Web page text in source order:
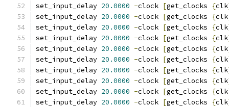
set_input_delay 20.0000 -clock [get_clocks {clk
set_input_delay 20.0000 -clock [get_clocks {clk
set_input_delay 20.0000 -clock [get_clocks {clk
set_input_delay 20.0000 -clock [get_clocks {clk
set_input_delay 20.0000 -clock [get_clocks {clk
set_input_delay 20.0000 -clock [get_clocks {clk
set_input_delay 20.0000 -clock [get_clocks {clk
set_input_delay 20.0000 -clock [get_clocks {clk
set_input_delay 20.0000 -clock [get_clocks {clk
set_input_delay 20.0000 -clock [get_clocks {clk